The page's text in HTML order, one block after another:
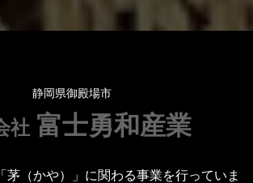
静岡県御殿場市
社 富士勇和産業
茅（かや）」に関わる事業を行っていま